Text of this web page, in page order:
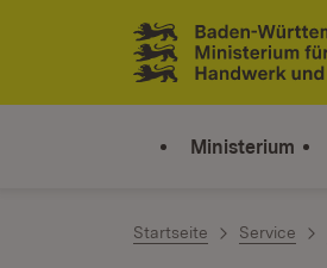
Zum Inhalt springen
Link zur Startseite
Ministerium
Startseite Service